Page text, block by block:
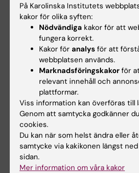
Mer information om
Du hittar mer information om
på sidan
Hade du nytta av informationen
Yes
No
Redaktör:Miriam Mosesson
Sidan uppdaterad:
På Karolinska Institutets
kakor för olika syften:
Nödvändiga kakor för att
fungera korrekt.
Kakor för analys för att
webbplatsen används.
Marknadsföringskakor för
relevant innehåll och
plattformar.
Viss information kan överföras till
Genom att samtycka godkänner
cookies.
Du kan när som helst ändra eller
samtycke via kakikonen längst
sidan.
Mer information om våra kakor